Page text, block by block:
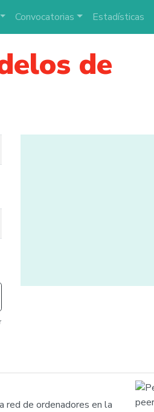
Convocatorias Estadísticas
de
red de ordenadores en la